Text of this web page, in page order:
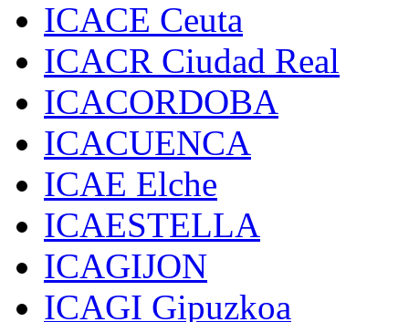
ICACE Ceuta
ICACR Ciudad Real
ICACORDOBA
ICACUENCA
ICAE Elche
ICAESTELLA
ICAGIJON
ICAGI Gipuzkoa